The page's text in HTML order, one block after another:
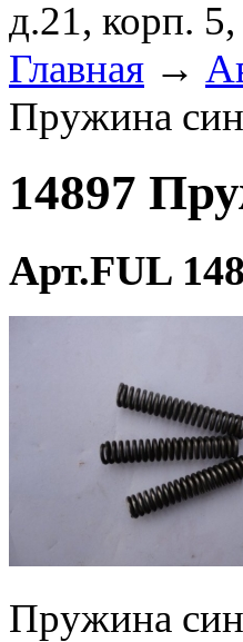
д.21, корп.
Главная →
Пружина
14897
Арт.FUL
Пружина